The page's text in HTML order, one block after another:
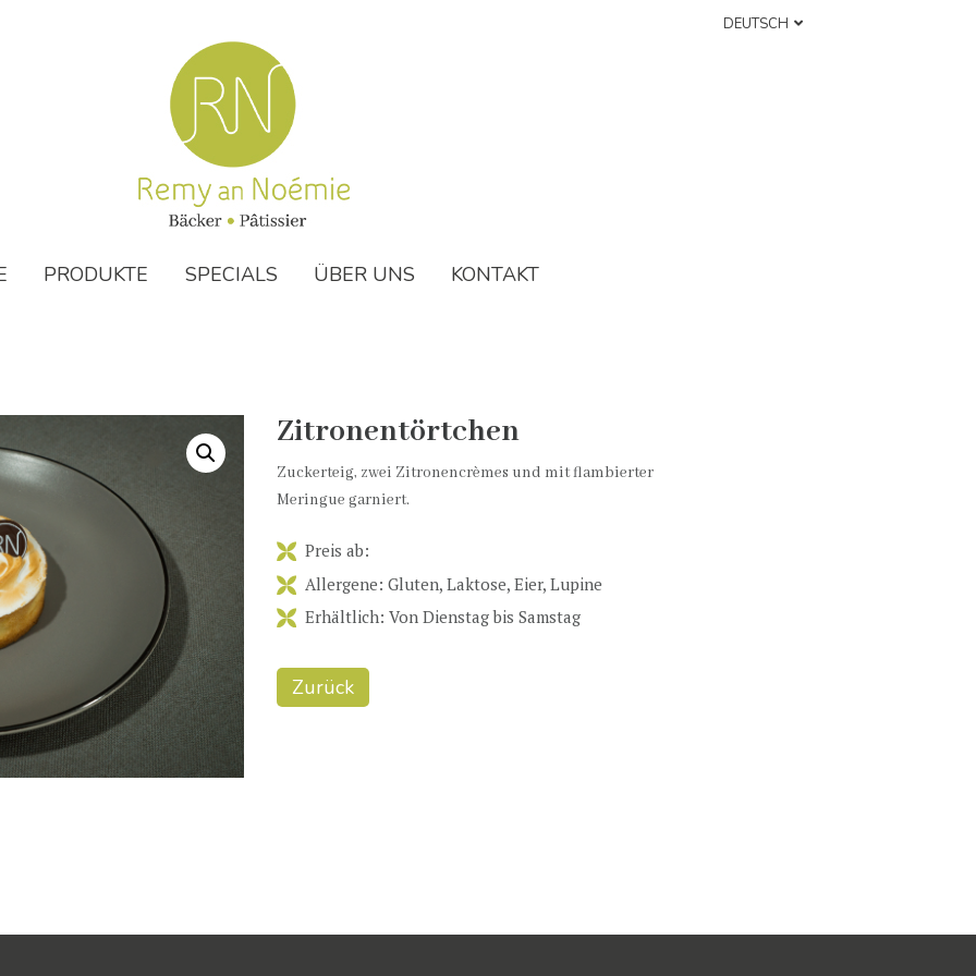
DEUTSCH
PRODUKTE SPECIALS ÜBER UNS KONTAKT
Zitronentörtchen
Zurück
Zuckerteig, zwei Zitronencrèmes und mit flambierter
Meringue garniert.
Preis ab:
Allergene: Gluten, Laktose, Eier, Lupine
Erhältlich: Von Dienstag bis Samstag